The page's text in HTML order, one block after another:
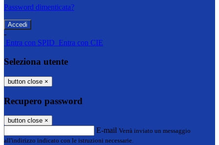
Password dimenticata?
-
Entra con SPID Entra con CIE
Seleziona utente
button close ×
Recupero password
button close ×
E-mail Verrà inviato un messaggio
all'indirizzo indicato con le istruzioni necessarie.